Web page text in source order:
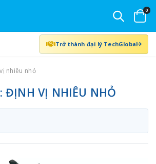
0
Trở thành đại lý TechGlobal
nhiêu nhỏ
ĐỊNH VỊ NHIÊU NHỎ